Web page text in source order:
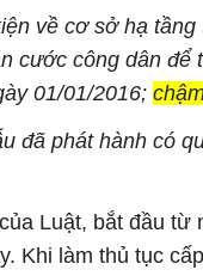
về cơ sở hạ
cước công dân để
01/01/2016;
đã phát hành có
Luật, bắt đầu
Khi làm thủ tục